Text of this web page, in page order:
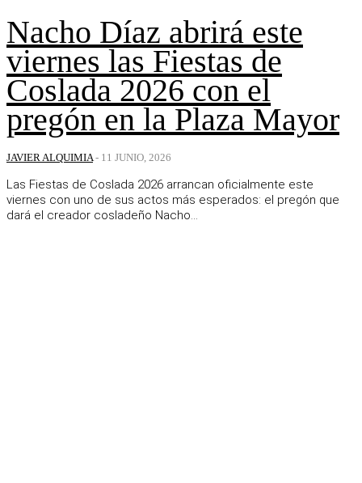
Nacho Díaz abrirá este
viernes las Fiestas de
Coslada 2026 con el
pregón en la Plaza Mayor
JAVIER ALQUIMIA - 11 JUNIO, 2026
Las Fiestas de Coslada 2026 arrancan oficialmente este
viernes con uno de sus actos más esperados: el pregón que
dará el creador cosladeño Nacho...